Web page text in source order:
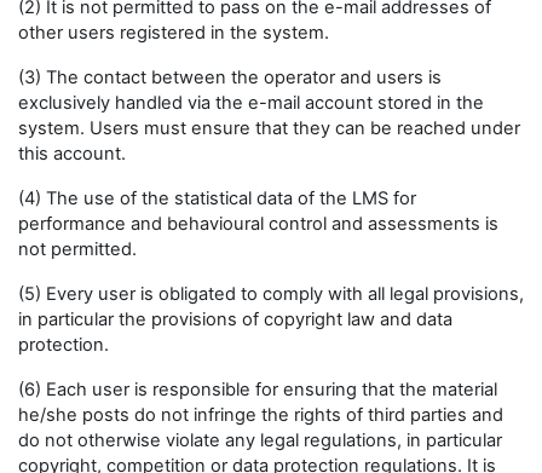
(2) It is not permitted to pass on the e-mail addresses of
other users registered in the system.
(3) The contact between the operator and users is
exclusively handled via the e-mail account stored in the
system. Users must ensure that they can be reached under
this account.
(4) The use of the statistical data of the LMS for
performance and behavioural control and assessments is
not permitted.
(5) Every user is obligated to comply with all legal provisions,
in particular the provisions of copyright law and data
protection.
(6) Each user is responsible for ensuring that the material
he/she posts do not infringe the rights of third parties and
do not otherwise violate any legal regulations, in particular
copyright, competition or data protection regulations. It is